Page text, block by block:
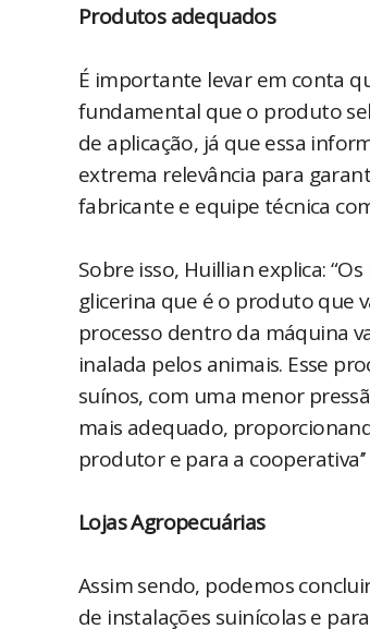
Produtos adequados
É importante levar em conta
fundamental que o produto
de aplicação, já que essa
extrema relevância para
fabricante e equipe técnica
Sobre isso, Huillian explica:
glicerina que é o produto que
processo dentro da máquina
inalada pelos animais. Esse
suínos, com uma menor
mais adequado,
produtor e para a
Lojas Agropecuárias
Assim sendo, podemos
de instalações suinícolas e